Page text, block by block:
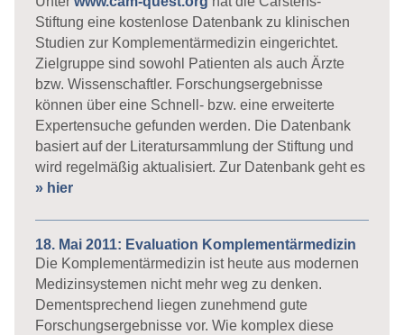
Stiftung eine kostenlose Datenbank zu klinischen
Studien zur Komplementärmedizin eingerichtet.
Zielgruppe sind sowohl Patienten als auch Ärzte
bzw. Wissenschaftler. Forschungsergebnisse
können über eine Schnell- bzw. eine erweiterte
Expertensuche gefunden werden. Die Datenbank
basiert auf der Literatursammlung der Stiftung und
wird regelmäßig aktualisiert. Zur Datenbank geht es
» hier
18. Mai 2011: Evaluation Komplementärmedizin
Die Komplementärmedizin ist heute aus modernen
Medizinsystemen nicht mehr weg zu denken.
Dementsprechend liegen zunehmend gute
Forschungsergebnisse vor. Wie komplex diese